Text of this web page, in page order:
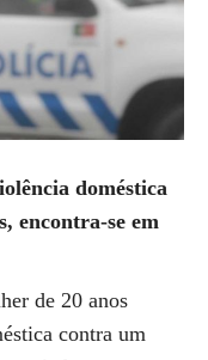
doméstica
encontra-se em
de 20 anos
contra um